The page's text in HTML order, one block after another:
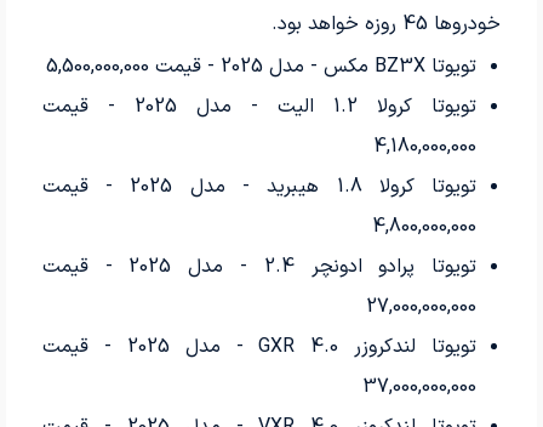
خودروها 45 روزه خواهد بود.
تویوتا BZ3X مکس - مدل 2025 - قیمت 5,500,000,000
تویوتا کرولا 1.2 الیت - مدل 2025 - قیمت
4,180,000,000
تویوتا کرولا 1.8 هیبرید - مدل 2025 - قیمت
4,800,000,000
تویوتا پرادو ادونچر 2.4 - مدل 2025 - قیمت
27,000,000,000
تویوتا لندکروزر GXR 4.0 - مدل 2025 - قیمت
37,000,000,000